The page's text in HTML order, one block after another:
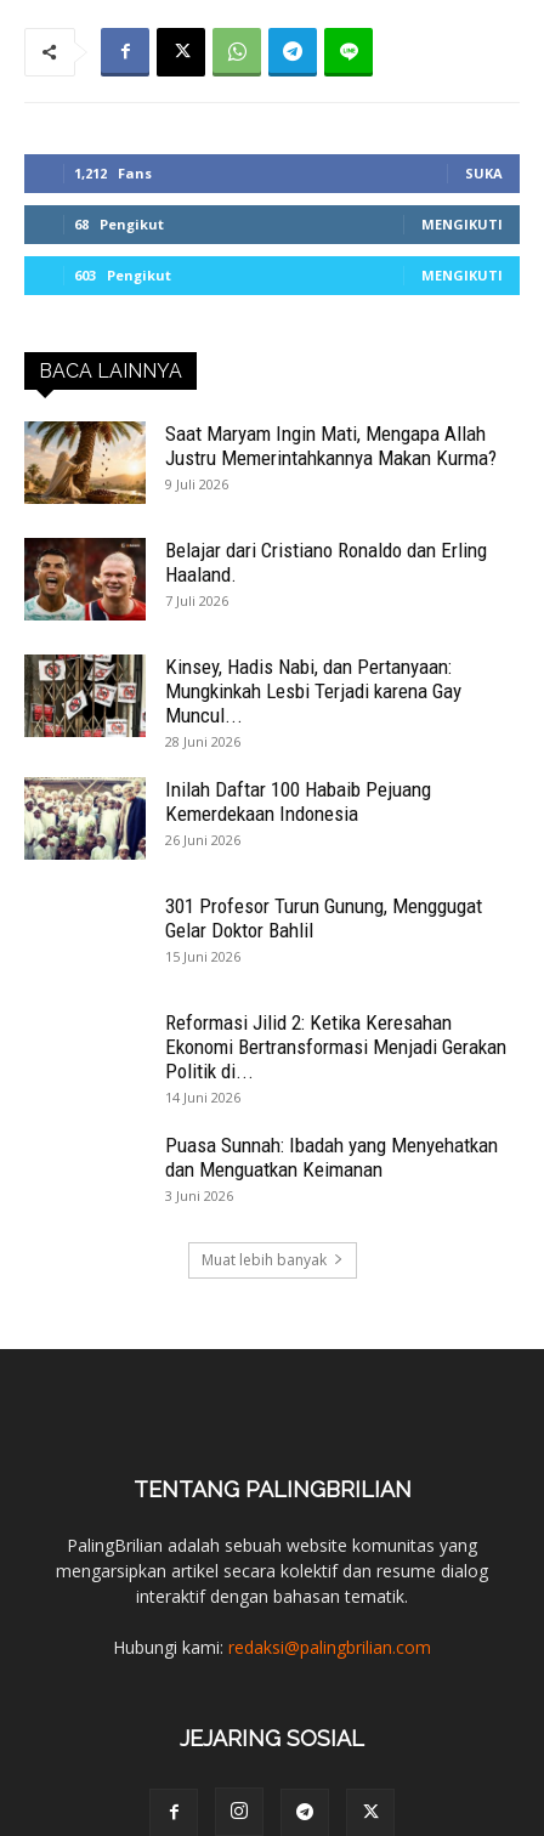
1,212 Fans SUKA
68 Pengikut MENGIKUTI
603 Pengikut MENGIKUTI
BACA LAINNYA
Saat Maryam Ingin Mati, Mengapa Allah
Justru Memerintahkannya Makan Kurma?
9 Juli 2026
Belajar dari Cristiano Ronaldo dan Erling
Haaland.
7 Juli 2026
Kinsey, Hadis Nabi, dan Pertanyaan:
Mungkinkah Lesbi Terjadi karena Gay
Muncul...
28 Juni 2026
Inilah Daftar 100 Habaib Pejuang
Kemerdekaan Indonesia
26 Juni 2026
301 Profesor Turun Gunung, Menggugat
Gelar Doktor Bahlil
15 Juni 2026
Reformasi Jilid 2: Ketika Keresahan
Ekonomi Bertransformasi Menjadi Gerakan
Politik di...
14 Juni 2026
Puasa Sunnah: Ibadah yang Menyehatkan
dan Menguatkan Keimanan
3 Juni 2026
Muat lebih banyak
TENTANG PALINGBRILIAN
PalingBrilian adalah sebuah website komunitas yang
mengarsipkan artikel secara kolektif dan resume dialog
interaktif dengan bahasan tematik.
Hubungi kami: redaksi@palingbrilian.com
JEJARING SOSIAL